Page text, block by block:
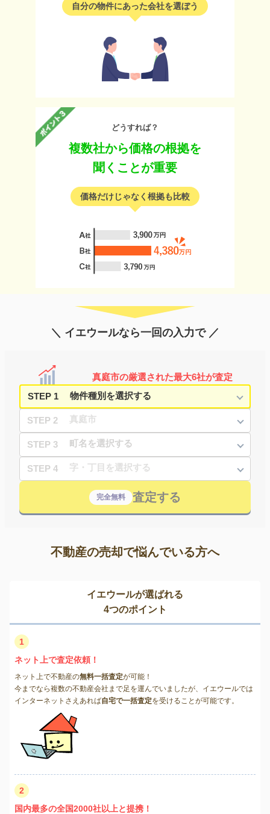
自分の物件にあった会社を選ぼう
どうすれば？
複数社から価格の根拠を
聞くことが重要
価格だけじゃなく根拠も比較
＼ イエウールなら一回の入力で ／
真庭市の厳選された最大6社が査定
STEP 1
STEP 2
STEP 3
STEP 4
完全無料 査定する
不動産の売却で悩んでいる方へ
イエウールが選ばれる
4つのポイント
1
ネット上で査定依頼！
ネット上で不動産の無料一括査定が可能！
今までなら複数の不動産会社まで足を運んでいましたが、イエウールでは
インターネットさえあれば自宅で一括査定を受けることが可能です。
2
国内最多の全国2000社以上と提携！